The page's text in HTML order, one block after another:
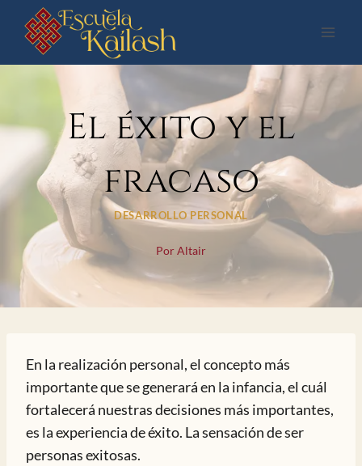
Saltar
contenido
El éxito y el
fracaso
DESARROLLO PERSONAL
PorAltair
En la realización personal, el concepto más
importante que se generará en la infancia, el cuál
fortalecerá nuestras decisiones más importantes,
es la experiencia de éxito. La sensación de ser
personas exitosas.